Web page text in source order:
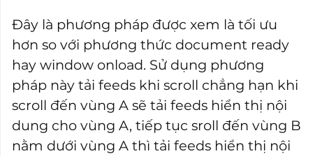
Đây là phương pháp được xem là tối ưu
hơn so với phương thức document ready
hay window onload. Sử dụng phương
pháp này tải feeds khi scroll chẳng hạn khi
scroll đến vùng A sẽ tải feeds hiển thị nội
dung cho vùng A, tiếp tục sroll đến vùng B
nằm dưới vùng A thì tải feeds hiển thị nội